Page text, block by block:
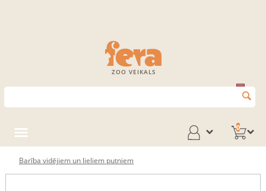
ZOO VEIKALS
0
Barība vidējiem un lieliem putniem